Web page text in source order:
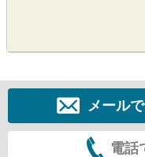
メール
電話